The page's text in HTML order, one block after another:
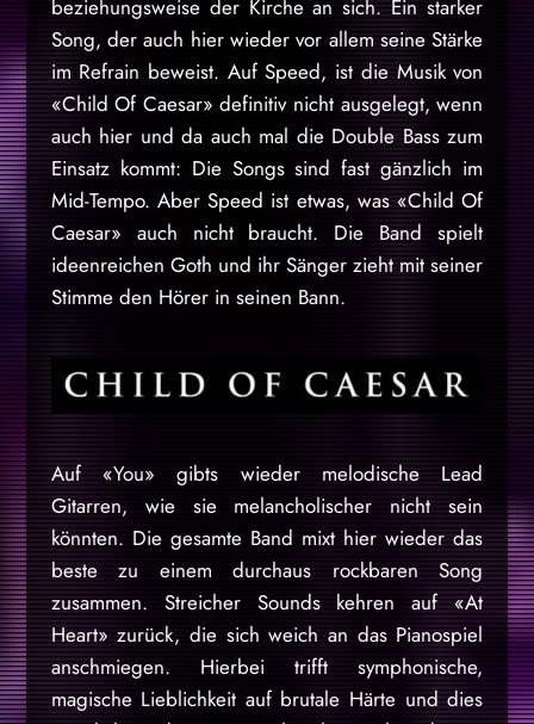
beziehungsweise der Kirche an sich. Ein starker
Song, der auch hier wieder vor allem seine Stärke
im Refrain beweist. Auf Speed, ist die Musik von
«Child Of Caesar» definitiv nicht ausgelegt, wenn
auch hier und da auch mal die Double Bass zum
Einsatz kommt: Die Songs sind fast gänzlich im
Mid-Tempo. Aber Speed ist etwas, was «Child Of
Caesar» auch nicht braucht. Die Band spielt
ideenreichen Goth und ihr Sänger zieht mit seiner
Stimme den Hörer in seinen Bann.
Auf «You» gibts wieder melodische Lead
Gitarren, wie sie melancholischer nicht sein
könnten. Die gesamte Band mixt hier wieder das
beste zu einem durchaus rockbaren Song
zusammen. Streicher Sounds kehren auf «At
Heart» zurück, die sich weich an das Pianospiel
anschmiegen. Hierbei trifft symphonische,
magische Lieblichkeit auf brutale Härte und dies